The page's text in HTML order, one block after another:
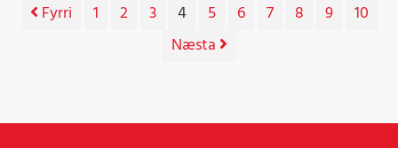
Fyrri 1 2 3 4 5 6 7 8 9
10
Næsta